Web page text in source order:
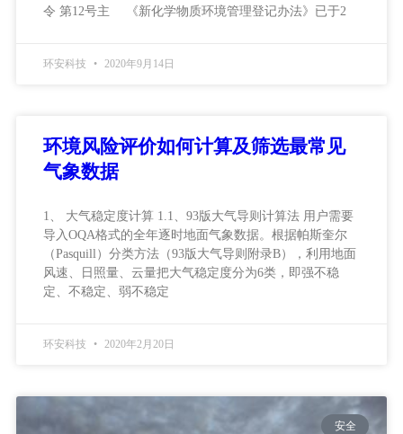
令 第12号主 《新化学物质环境管理登记办法》已于2
环安科技 2020年9月14日
环境风险评价如何计算及筛选最常见
气象数据
1、 大气稳定度计算 1.1、93版大气导则计算法 用户需要
导入OQA格式的全年逐时地面气象数据。根据帕斯奎尔
（Pasquill）分类方法（93版大气导则附录B），利用地面
风速、日照量、云量把大气稳定度分为6类，即强不稳
定、不稳定、弱不稳定
环安科技 2020年2月20日
安全